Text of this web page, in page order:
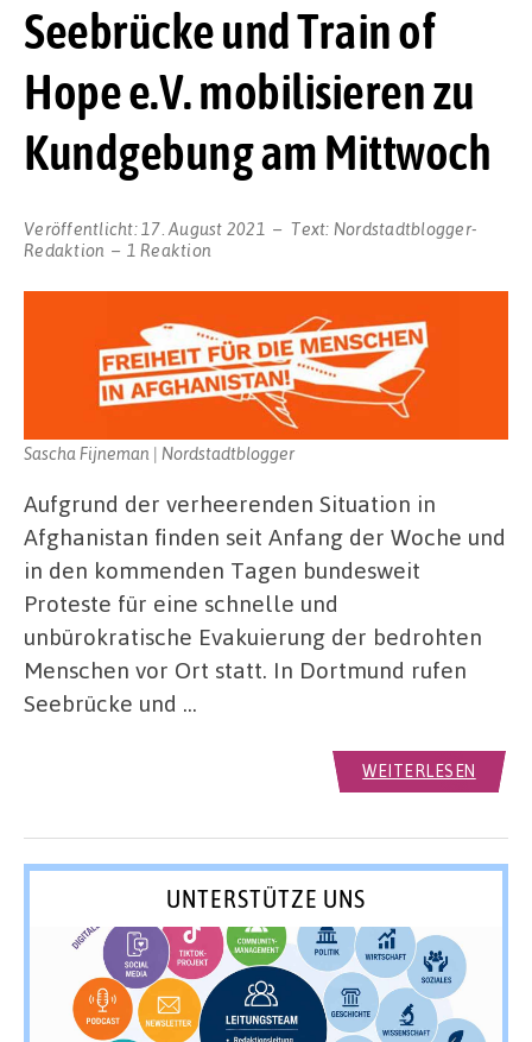
Seebrücke und Train of
Hope e.V. mobilisieren zu
Kundgebung am Mittwoch
Veröffentlicht: 17. August 2021 Text: Nordstadtblogger-
Redaktion
1 Reaktion
Sascha Fijneman | Nordstadtblogger
Aufgrund der verheerenden Situation in
Afghanistan finden seit Anfang der Woche und
in den kommenden Tagen bundesweit
Proteste für eine schnelle und
unbürokratische Evakuierung der bedrohten
Menschen vor Ort statt. In Dortmund rufen
Seebrücke und …
WEITERLESEN
UNTERSTÜTZE UNS